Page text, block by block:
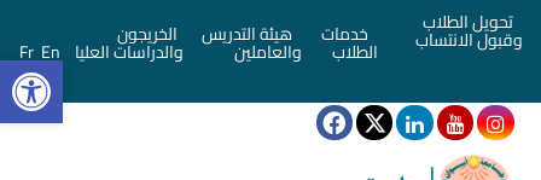
تحويل الطلاب
وقبول الانتساب خدمات
الطلاب
هيئة التدريس
والعاملين
الخريجون
والدراسات العليا En
Fr